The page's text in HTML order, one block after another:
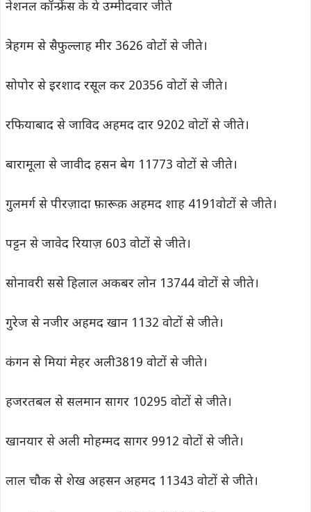
नेशनल कॉन्फ्रेंस के ये उम्मीदवार जीते
त्रेहगम से सैफुल्लाह मीर 3626 वोटों से जीते।
सोपोर से इरशाद रसूल कर 20356 वोटों से जीते।
रफियाबाद से जाविद अहमद दार 9202 वोटों से जीते।
बारामूला से जावीद हसन बेग 11773 वोटों से जीते।
गुलमर्ग से पीरज़ादा फ़ारूक़ अहमद शाह 4191वोटों से जीते।
पट्टन से जावेद रियाज़ 603 वोटों से जीते।
सोनावरी ससे हिलाल अकबर लोन 13744 वोटों से जीते।
गुरेज से नजीर अहमद खान 1132 वोटों से जीते।
कंगन से मियां मेहर अली3819 वोटों से जीते।
हजरतबल से सलमान सागर 10295 वोटों से जीते।
खानयार से अली मोहम्मद सागर 9912 वोटों से जीते।
लाल चौक से शेख अहसन अहमद 11343 वोटों से जीते।